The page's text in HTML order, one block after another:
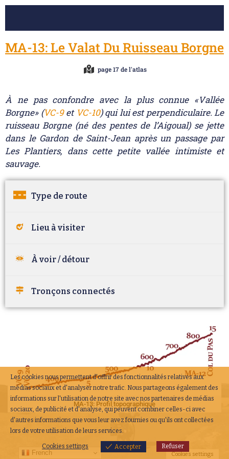
MA-13: Le Valat Du Ruisseau Borgne
page 17 de l'atlas
À ne pas confondre avec la plus connue «Vallée
Borgne» (VC-9et VC-10) qui lui est perpendiculaire. Le
ruisseau Borgne (né des pentes de l’Aigoual) se jette
dans le Gardon de Saint-Jean après un passage par
Les Plantiers, dans cette petite vallée intimiste et
sauvage.
Type de route
Lieu à visiter
À voir / détour
Tronçons connectés
MA-13: Profil topographique
French
Les cookies nous permettent d'offrir des fonctionnalités relatives aux
médias sociaux et d'analyser notre trafic. Nous partageons également des
informations sur l'utilisation de notre site avec nos partenaires de médias
sociaux, de publicité et d'analyse, qui peuvent combiner celles-ci avec
d'autres informations que vous leur avez fournies ou qu'ils ont collectées
lors de votre utilisation de leurs services.
Cookies settings Accepter Refuser
Cookies settings